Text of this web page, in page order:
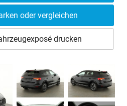
oder vergleichen
drucken